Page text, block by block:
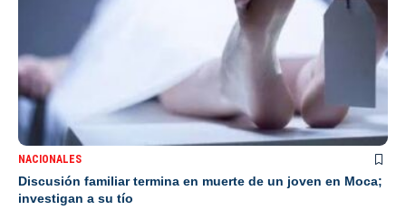
NACIONALES
Discusión familiar termina en muerte de un joven en Moca;
investigan a su tío